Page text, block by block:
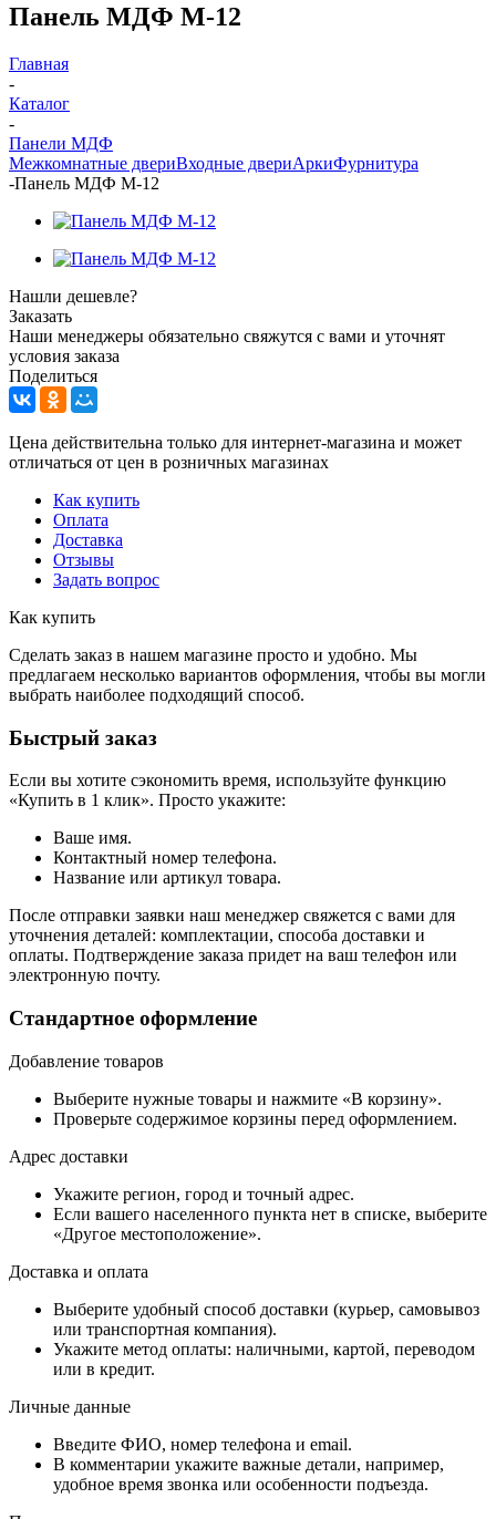
Панель МДФ М-12
Главная
-
Каталог
-
Панели МДФ
Межкомнатные двериВходные двериАркиФурнитура
-Панель МДФ М-12
Нашли дешевле?
Заказать
Наши менеджеры обязательно свяжутся с вами и уточнят
условия заказа
Поделиться
Цена действительна только для интернет-магазина и может
отличаться от цен в розничных магазинах
Как купить
Оплата
Доставка
Отзывы
Задать вопрос
Как купить
Сделать заказ в нашем магазине просто и удобно. Мы
предлагаем несколько вариантов оформления, чтобы вы могли
выбрать наиболее подходящий способ.
Быстрый заказ
Если вы хотите сэкономить время, используйте функцию
«Купить в 1 клик». Просто укажите:
Ваше имя.
Контактный номер телефона.
Название или артикул товара.
После отправки заявки наш менеджер свяжется с вами для
уточнения деталей: комплектации, способа доставки и
оплаты. Подтверждение заказа придет на ваш телефон или
электронную почту.
Стандартное оформление
Добавление товаров
Выберите нужные товары и нажмите «В корзину».
Проверьте содержимое корзины перед оформлением.
Адрес доставки
Укажите регион, город и точный адрес.
Если вашего населенного пункта нет в списке, выберите
«Другое местоположение».
Доставка и оплата
Выберите удобный способ доставки (курьер, самовывоз
или транспортная компания).
Укажите метод оплаты: наличными, картой, переводом
или в кредит.
Личные данные
Введите ФИО, номер телефона и email.
В комментарии укажите важные детали, например,
удобное время звонка или особенности подъезда.